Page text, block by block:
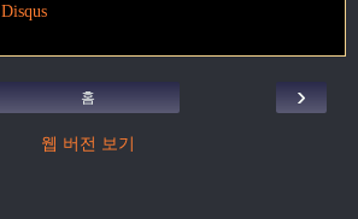
Disqus
›
홈
웹 버전 보기